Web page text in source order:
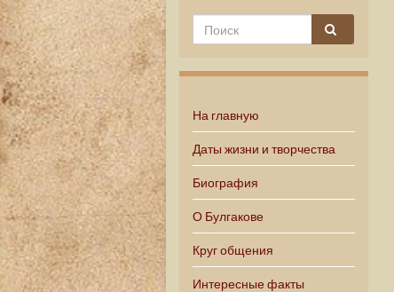
На главную
Даты жизни и творчества
Биография
О Булгакове
Круг общения
Интересные факты